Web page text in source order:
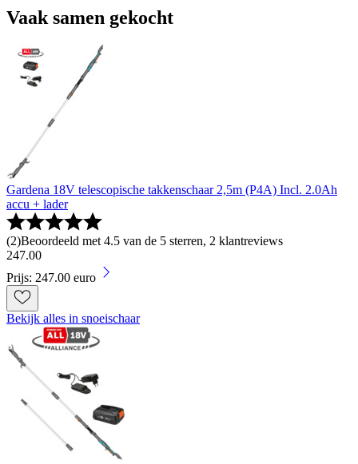
Vaak samen gekocht
Gardena 18V telescopische takkenschaar 2,5m (P4A) Incl. 2.0Ah
accu + lader
(2)Beoordeeld met 4.5 van de 5 sterren, 2 klantreviews
247.00
Prijs: 247.00 euro
Bekijk alles in snoeischaar